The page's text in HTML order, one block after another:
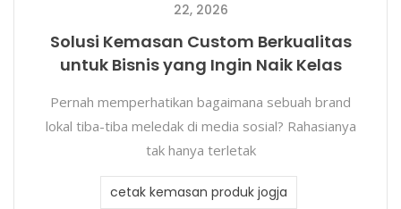
22, 2026
Solusi Kemasan Custom Berkualitas
untuk Bisnis yang Ingin Naik Kelas
Pernah memperhatikan bagaimana sebuah brand
lokal tiba-tiba meledak di media sosial? Rahasianya
tak hanya terletak
cetak kemasan produk jogja